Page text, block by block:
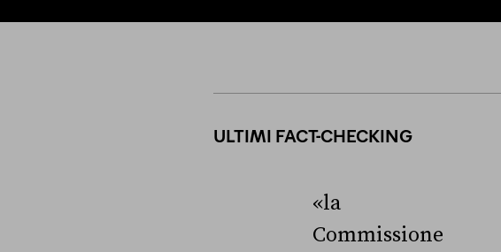
ULTIMI FACT-CHECKING
«la
Commissione